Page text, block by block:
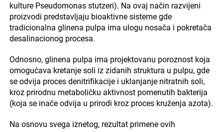
kulture Pseudomonas stutzeri). Na ovaj način razvijeni
proizvodi predstavljaju bioaktivne sisteme gde
tradicionalna glinena pulpa ima ulogu nosača i pokretača
desalinacionog procesa.
Odnosno, glinena pulpa ima projektovanu poroznost koja
omogućava kretanje soli iz zidanih struktura u pulpu, gde
se odvija proces denitrifikacije i uklanjanje nitratnih soli,
kroz prirodnu metaboličku aktivnost pomenutih bakterija
(koja se inače odvija u prirodi kroz proces kruženja azota).
Na osnovu svega iznetog, rezultat primene ovih